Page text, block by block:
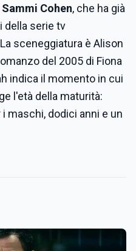
Sammi Cohen, che ha già
della serie tv
sceneggiatura è Alison
del 2005 di Fiona
indica il momento in cui
l'età della maturità:
maschi, dodici anni e un